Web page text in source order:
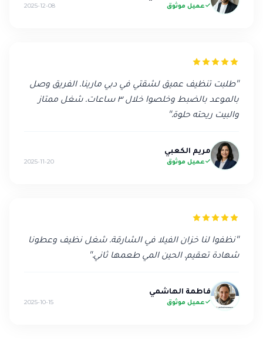
عميل موثوق 2025-12-08
"طلبت تنظيف عميق لشقتي في دبي مارينا. الفريق وصل
بالموعد بالضبط وخلصوا خلال ٣ ساعات. شغل ممتاز
والبيت ريحته حلوة."
مريم الكعبي
عميل موثوق 2025-11-20
"نظفوا لنا خزان الفيلا في الشارقة. شغل نظيف وعطونا
شهادة تعقيم. الحين المي طعمها ثاني."
فاطمة الهاشمي
عميل موثوق 2025-10-15